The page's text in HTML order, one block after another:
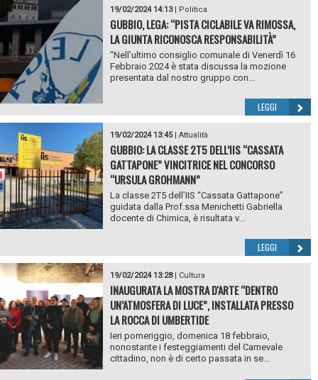
19/02/2024 14:13| Politica
GUBBIO, LEGA: “PISTA CICLABILE VA RIMOSSA,
LA GIUNTA RICONOSCA RESPONSABILITÀ”
“Nell’ultimo consiglio comunale di Venerdì 16
Febbraio 2024 è stata discussa la mozione
presentata dal nostro gruppo con...
LEGGI
19/02/2024 13:45| Attualità
GUBBIO: LA CLASSE 2T5 DELL’IIS “CASSATA
GATTAPONE” VINCITRICE NEL CONCORSO
“URSULA GROHMANN”
La classe 2T5 dell’IIS “Cassata Gattapone”
guidata dalla Prof.ssa Menichetti Gabriella
docente di Chimica, è risultata v...
LEGGI
19/02/2024 13:28| Cultura
INAUGURATA LA MOSTRA D'ARTE “DENTRO
UN’ATMOSFERA DI LUCE”, INSTALLATA PRESSO
LA ROCCA DI UMBERTIDE
Ieri pomeriggio, domenica 18 febbraio,
nonostante i festeggiamenti del Carnevale
cittadino, non è di certo passata in se...